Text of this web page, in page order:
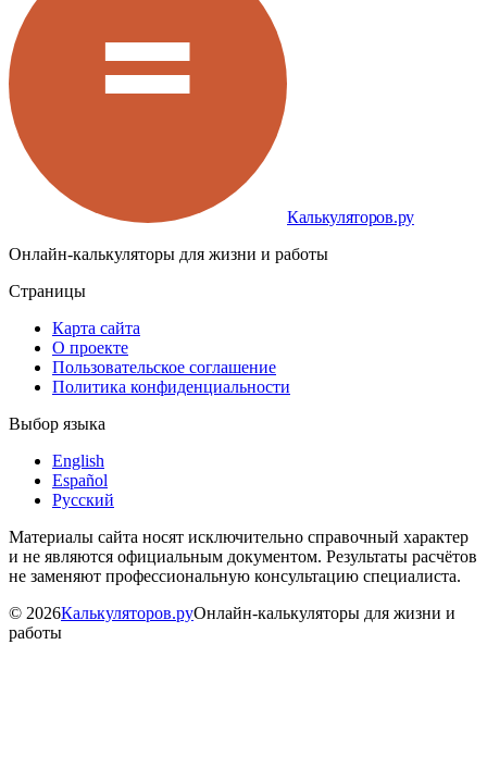
Калькуляторов.ру
Онлайн-калькуляторы для жизни и работы
Страницы
Карта сайта
О проекте
Пользовательское соглашение
Политика конфиденциальности
Выбор языка
English
Español
Русский
Материалы сайта носят исключительно справочный характер
и не являются официальным документом. Результаты расчётов
не заменяют профессиональную консультацию специалиста.
© 2026Калькуляторов.руОнлайн-калькуляторы для жизни и
работы